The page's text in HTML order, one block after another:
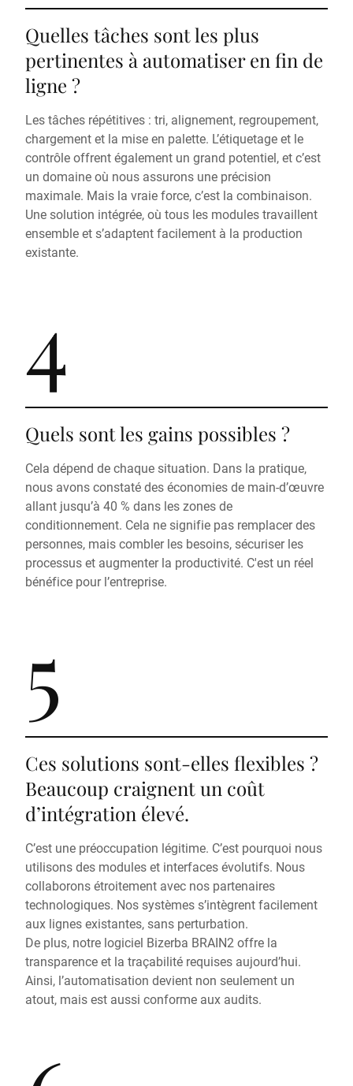
Quelles tâches sont les plus
pertinentes à automatiser en fin de
ligne ?
Les tâches répétitives : tri, alignement, regroupement,
chargement et la mise en palette. L’étiquetage et le
contrôle offrent également un grand potentiel, et c’est
un domaine où nous assurons une précision
maximale. Mais la vraie force, c’est la combinaison.
Une solution intégrée, où tous les modules travaillent
ensemble et s’adaptent facilement à la production
existante.
4
Quels sont les gains possibles ?
Cela dépend de chaque situation. Dans la pratique,
nous avons constaté des économies de main-d’œuvre
allant jusqu’à 40 % dans les zones de
conditionnement. Cela ne signifie pas remplacer des
personnes, mais combler les besoins, sécuriser les
processus et augmenter la productivité. C'est un réel
bénéfice pour l’entreprise.
5
Ces solutions sont-elles flexibles ?
Beaucoup craignent un coût
d’intégration élevé.
C’est une préoccupation légitime. C’est pourquoi nous
utilisons des modules et interfaces évolutifs. Nous
collaborons étroitement avec nos partenaires
technologiques. Nos systèmes s’intègrent facilement
aux lignes existantes, sans perturbation.
De plus, notre logiciel Bizerba BRAIN2 offre la
transparence et la traçabilité requises aujourd’hui.
Ainsi, l’automatisation devient non seulement un
atout, mais est aussi conforme aux audits.